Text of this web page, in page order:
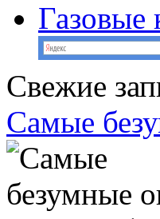
Газовые
Свежие
Самые